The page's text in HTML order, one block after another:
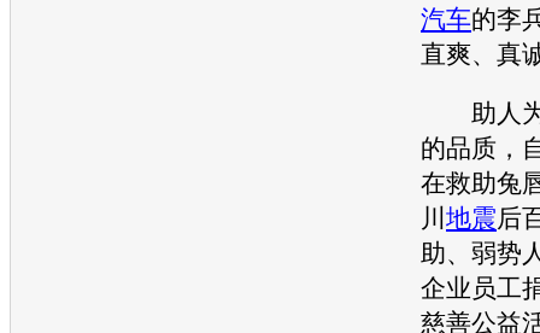
汽车的李
直爽、真
助人为
的品质，
在救助兔
川 地震后
助、弱势
企业员工
慈善公益